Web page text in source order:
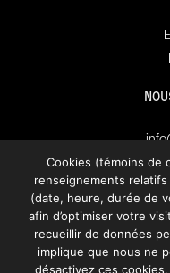
Cookies (témoins de
renseignements
(date, heure, durée de
afin d’optimiser votre
recueillir de données
implique que nous ne
désactivez ces